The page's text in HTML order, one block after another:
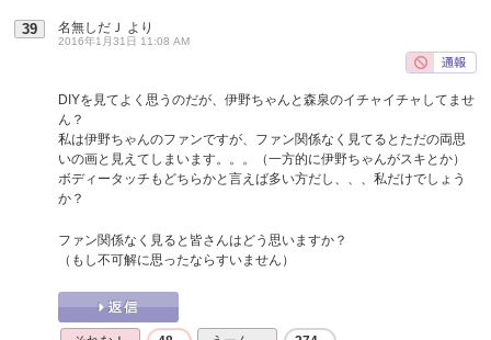
39 名無しだＪ より
2016年1月31日 11:08 AM
DIYを見てよく思うのだが、伊野ちゃんと森泉のイチャイチャしてませ
ん？
私は伊野ちゃんのファンですが、ファン関係なく見てるとただの両思
いの画と見えてしまいます。。。（一方的に伊野ちゃんがスキとか）
ボディータッチもどちらかと言えば多い方だし、、、私だけでしょう
か？
ファン関係なく見ると皆さんはどう思いますか？
（もし不可解に思ったならすいません）